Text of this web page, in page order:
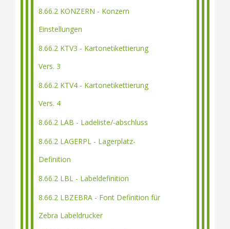
8.66.2 KONZERN - Konzern
Einstellungen
8.66.2 KTV3 - Kartonetikettierung
Vers. 3
8.66.2 KTV4 - Kartonetikettierung
Vers. 4
8.66.2 LAB - Ladeliste/-abschluss
8.66.2 LAGERPL - Lagerplatz-
Definition
8.66.2 LBL - Labeldefinition
8.66.2 LBZEBRA - Font Definition für
Zebra Labeldrucker